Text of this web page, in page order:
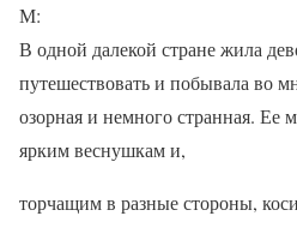
М:
В одной далекой стране жила
путешествовать и побывала во
озорная и немного странная. Ее
ярким веснушкам и,
торчащим в разные стороны,